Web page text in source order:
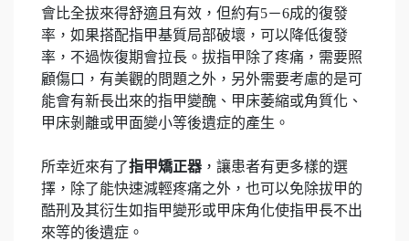
會比全拔來得舒適且有效，但約有5－6成的復發
率，如果搭配指甲基質局部破壞，可以降低復發
率，不過恢復期會拉長。拔指甲除了疼痛，需要照
顧傷口，有美觀的問題之外，另外需要考慮的是可
能會有新長出來的指甲變醜、甲床萎縮或角質化、
甲床剝離或甲面變小等後遺症的產生。
所幸近來有了指甲矯正器 ，讓患者有更多樣的選
擇，除了能快速減輕疼痛之外，也可以免除拔甲的
酷刑及其衍生如指甲變形或甲床角化使指甲長不出
來等的後遺症。